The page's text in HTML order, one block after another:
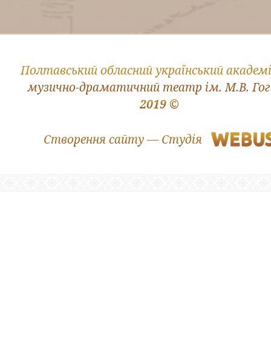
2019 ©
Полтавський обласний український
музично-драматичний театр ім. М.В.
Створення сайту — Студія